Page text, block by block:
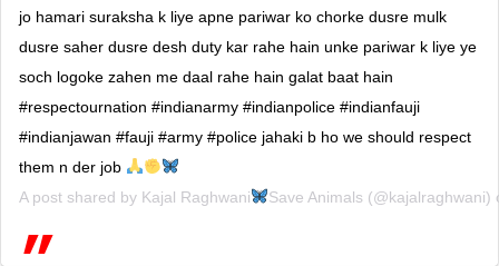
jo hamari suraksha k liye apne pariwar ko chorke dusre mulk
dusre saher dusre desh duty kar rahe hain unke pariwar k liye ye
soch logoke zahen me daal rahe hain galat baat hain
#respectournation #indianarmy #indianpolice #indianfauji
#indianjawan #fauji #army #police jahaki b ho we should respect
them n der job
A post shared by Kajal Raghwani Save Animals (@kajalraghwani)